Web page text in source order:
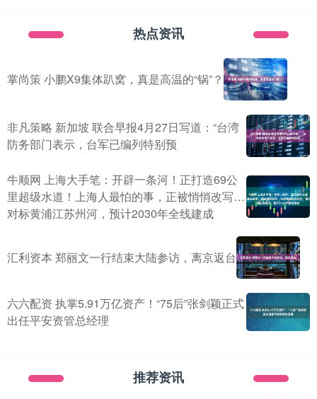
热点资讯
掌尚策 小鹏X9集体趴窝，真是高温的“锅”？
非凡策略 新加坡 联合早报4月27日写道：“台湾
防务部门表示，台军已编列特别预
牛顺网 上海大手笔：开辟一条河！正打造69公
里超级水道！上海人最怕的事，正被悄悄改写…
对标黄浦江苏州河，预计2030年全线建成
汇利资本 郑丽文一行结束大陆参访，离京返台
六六配资 执掌5.91万亿资产！“75后”张剑颖正式
出任平安资管总经理
推荐资讯